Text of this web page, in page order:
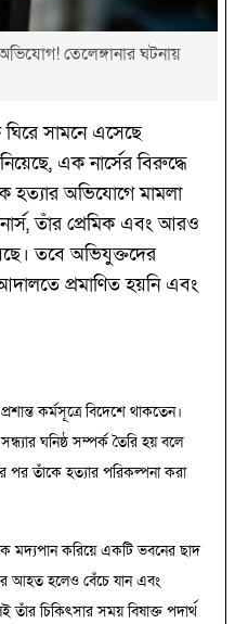
তেলেঙ্গানার ঘটনায়
ঘিরে সামনে এসেছে
এক নার্সের বিরুদ্ধে
হত্যার অভিযোগে মামলা
তাঁর প্রেমিক এবং আরও
তবে অভিযুক্তদের
প্রমাণিত হয়নি এবং
কর্মসূত্রে বিদেশে থাকতেন।
ঘনিষ্ঠ সম্পর্ক তৈরি হয় বলে
পর তাঁকে হত্যার পরিকল্পনা করা
মদ্যপান করিয়ে একটি ভবনের ছাদ
আহত হলেও বেঁচে যান এবং
তাঁর চিকিৎসার সময় বিষাক্ত পদার্থ